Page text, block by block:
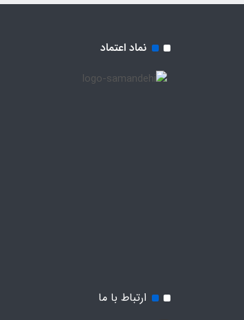
نماد اعتماد
ارتباط با ما